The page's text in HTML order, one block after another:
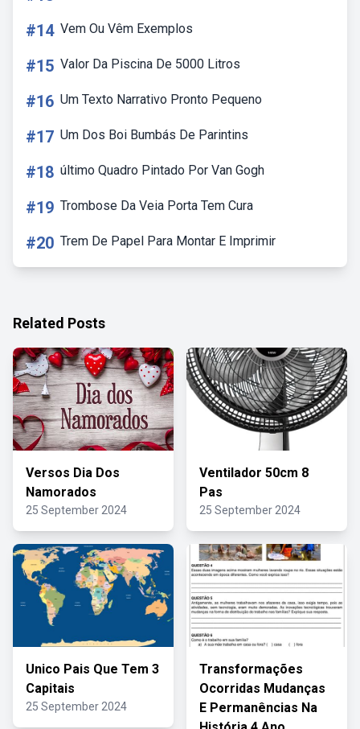
#14 Vem Ou Vêm Exemplos
#15 Valor Da Piscina De 5000 Litros
#16 Um Texto Narrativo Pronto Pequeno
#17 Um Dos Boi Bumbás De Parintins
#18 último Quadro Pintado Por Van Gogh
#19 Trombose Da Veia Porta Tem Cura
#20 Trem De Papel Para Montar E Imprimir
Related Posts
Versos Dia Dos
Namorados
25 September 2024
Ventilador 50cm 8
Pas
25 September 2024
Unico Pais Que Tem 3
Capitais
25 September 2024
Transformações
Ocorridas Mudanças
E Permanências Na